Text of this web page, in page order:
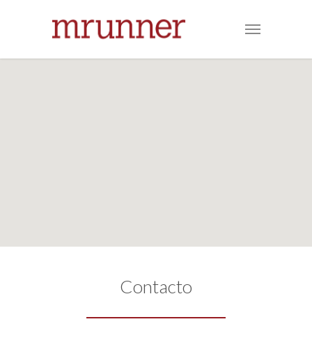
Contacto